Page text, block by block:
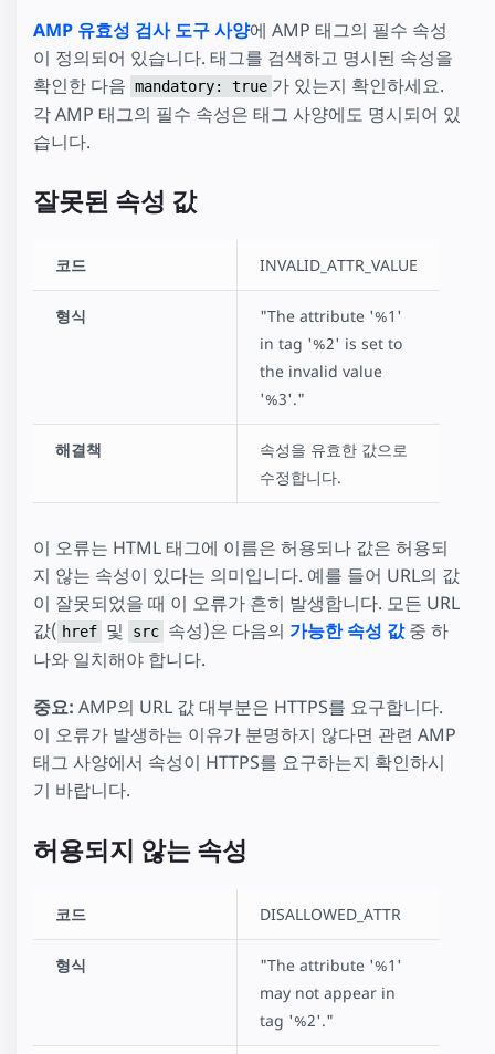
AMP 유효성 검사 도구 사양에 AMP 태그의 필수 속성
이 정의되어 있습니다. 태그를 검색하고 명시된 속성을
확인한 다음 mandatory: true 가 있는지 확인하세요.
각 AMP 태그의 필수 속성은 태그 사양에도 명시되어 있
습니다.
잘못된 속성 값
코드 INVALID_ATTR_VALUE
형식
"The attribute '%1'
in tag '%2' is set to
the invalid value
'%3'."
해결책
속성을 유효한 값으로
수정합니다.
이 오류는 HTML 태그에 이름은 허용되나 값은 허용되
지 않는 속성이 있다는 의미입니다. 예를 들어 URL의 값
이 잘못되었을 때 이 오류가 흔히 발생합니다. 모든 URL
값( href 및 src 속성)은 다음의 가능한 속성 값중 하
나와 일치해야 합니다.
중요: AMP의 URL 값 대부분은 HTTPS를 요구합니다.
이 오류가 발생하는 이유가 분명하지 않다면 관련 AMP
태그 사양에서 속성이 HTTPS를 요구하는지 확인하시
기 바랍니다.
허용되지 않는 속성
코드 DISALLOWED_ATTR
형식
"The attribute '%1'
may not appear in
tag '%2'."